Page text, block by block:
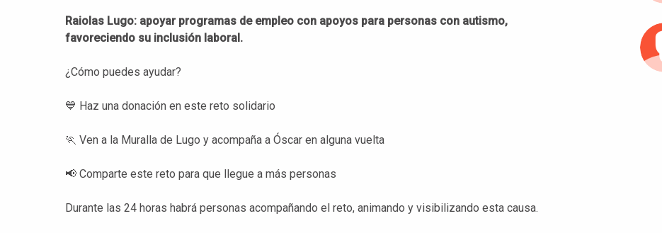
Raiolas Lugo: apoyar programas de empleo con apoyos para personas con autismo,
favoreciendo su inclusión laboral.
¿Cómo puedes ayudar?
💙 Haz una donación en este reto solidario
🏃 Ven a la Muralla de Lugo y acompaña a Óscar en alguna vuelta
📢 Comparte este reto para que llegue a más personas
Durante las 24 horas habrá personas acompañando el reto, animando y visibilizando esta causa.